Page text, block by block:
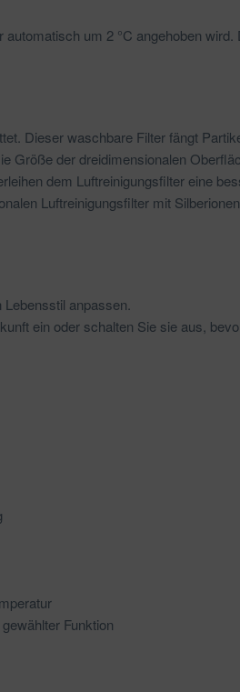
um 2 °C angehoben
Dieser waschbare Filter fängt
Größe der dreidimensionalen
dem Luftreinigungsfilter eine
Luftreinigungsfilter mit
anpassen.
ein oder schalten Sie sie aus,
Funktion